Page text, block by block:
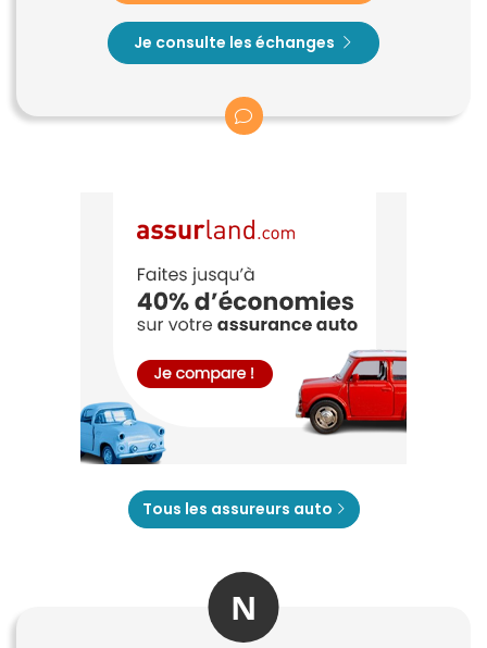
Je consulte les échanges
Tous les assureurs auto
N